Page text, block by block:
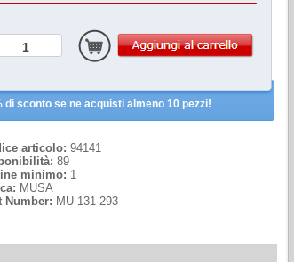
di sconto se ne acquisti almeno 10 pezzi!
articolo: 94141
89
minimo: 1
MUSA
Number: MU 131 293